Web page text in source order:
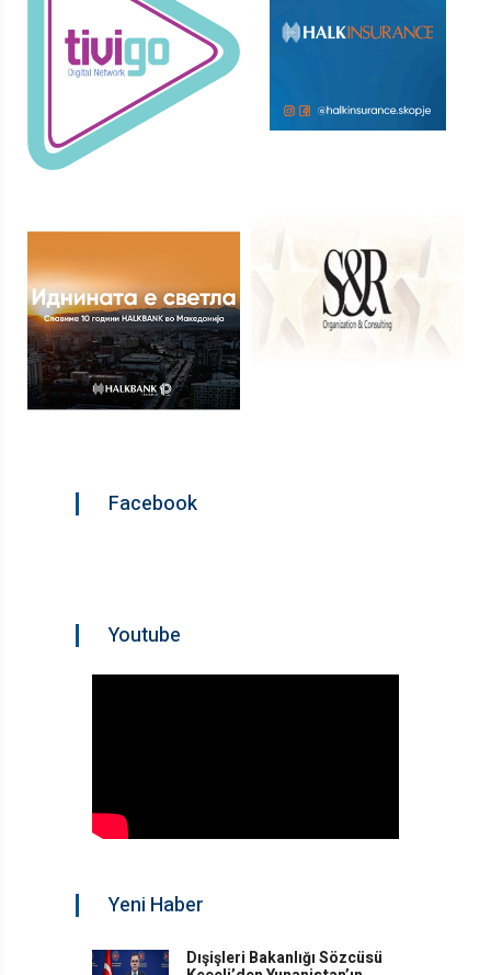
Facebook
Youtube
Yeni Haber
Dışişleri Bakanlığı Sözcüsü